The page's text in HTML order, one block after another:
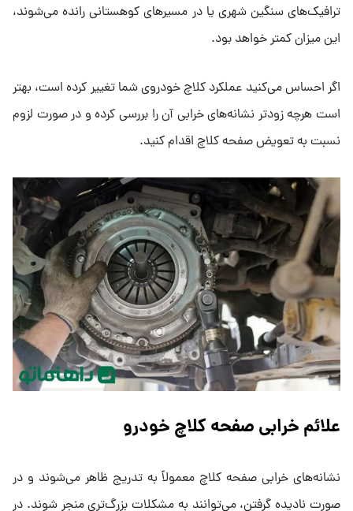
ترافیک‌های سنگین شهری یا در مسیرهای کوهستانی رانده می‌شوند،
این میزان کمتر خواهد بود.
اگر احساس می‌کنید عملکرد کلاچ خودروی شما تغییر کرده است، بهتر
است هرچه زودتر نشانه‌های خرابی آن را بررسی کرده و در صورت لزوم
نسبت به تعویض صفحه کلاچ اقدام کنید.
علائم خرابی صفحه کلاچ خودرو
نشانه‌های خرابی صفحه کلاچ معمولاً به تدریج ظاهر می‌شوند و در
صورت نادیده گرفتن، می‌توانند به مشکلات بزرگ‌تری منجر شوند. در